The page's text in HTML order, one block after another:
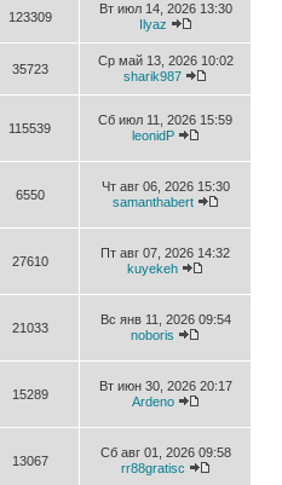
123309
Вт июл 14, 2026 13:30
Ilyaz
35723
Ср май 13, 2026 10:02
sharik987
115539
Сб июл 11, 2026 15:59
leonidP
6550
Чт авг 06, 2026 15:30
samanthabert
27610
Пт авг 07, 2026 14:32
kuyekeh
21033
Вс янв 11, 2026 09:54
noboris
15289
Вт июн 30, 2026 20:17
Ardeno
13067
Сб авг 01, 2026 09:58
rr88gratisc